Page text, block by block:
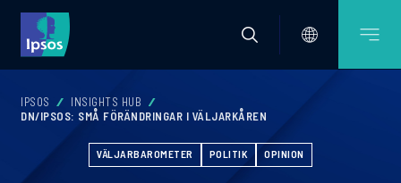
IPSOS
INSIGHTS HUB
DN/IPSOS: SMÅ FÖRÄNDRINGAR I VÄLJARKÅREN
VÄLJARBAROMETER POLITIK OPINION